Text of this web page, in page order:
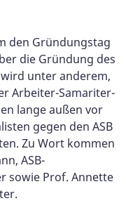
den Gründungstag
die Gründung des
unter anderem,
Arbeiter-Samariter-
lange außen vor
gegen den ASB
Zu Wort kommen
ASB-
sowie Prof. Annette